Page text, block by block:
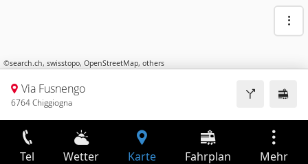
©search.ch, swisstopo, OpenStreetMap, others
Via Fusnengo
6764 Chiggiogna
Tel Wetter Karte Fahrplan Mehr